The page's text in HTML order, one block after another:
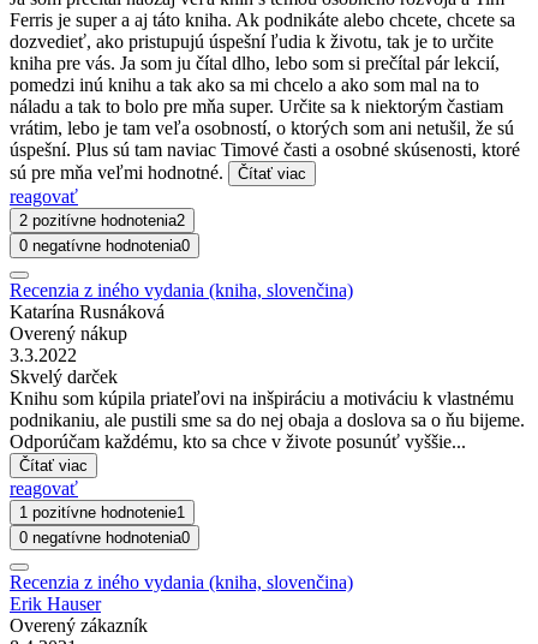
Ferris je super a aj táto kniha. Ak podnikáte alebo chcete, chcete sa
dozvedieť, ako pristupujú úspešní ľudia k životu, tak je to určite
kniha pre vás. Ja som ju čítal dlho, lebo som si prečítal pár lekcií,
pomedzi inú knihu a tak ako sa mi chcelo a ako som mal na to
náladu a tak to bolo pre mňa super. Určite sa k niektorým častiam
vrátim, lebo je tam veľa osobností, o ktorých som ani netušil, že sú
úspešní. Plus sú tam naviac Timové časti a osobné skúsenosti, ktoré
sú pre mňa veľmi hodnotné.
Čítať viac
reagovať
2 pozitívne hodnotenia2
0 negatívne hodnotenia0
Recenzia z iného vydania (kniha, slovenčina)
Katarína Rusnáková
Overený nákup
3.3.2022
Skvelý darček
Knihu som kúpila priateľovi na inšpiráciu a motiváciu k vlastnému
podnikaniu, ale pustili sme sa do nej obaja a doslova sa o ňu bijeme.
Odporúčam každému, kto sa chce v živote posunúť vyššie...
Čítať viac
reagovať
1 pozitívne hodnotenie1
0 negatívne hodnotenia0
Recenzia z iného vydania (kniha, slovenčina)
Erik Hauser
Overený zákazník